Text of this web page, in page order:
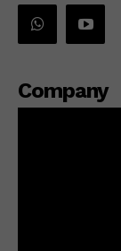
Company